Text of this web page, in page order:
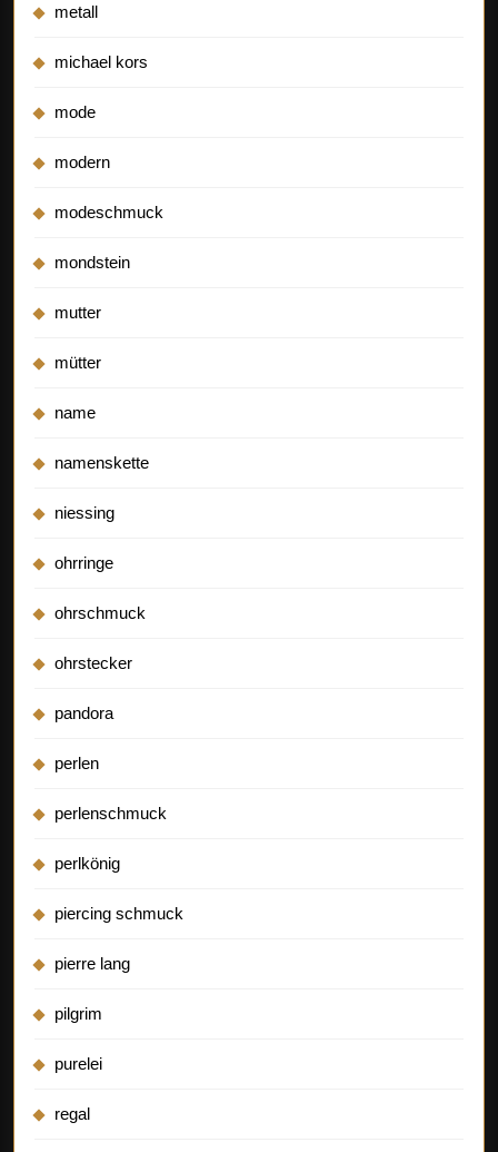
metall
michael kors
mode
modern
modeschmuck
mondstein
mutter
mütter
name
namenskette
niessing
ohrringe
ohrschmuck
ohrstecker
pandora
perlen
perlenschmuck
perlkönig
piercing schmuck
pierre lang
pilgrim
purelei
regal